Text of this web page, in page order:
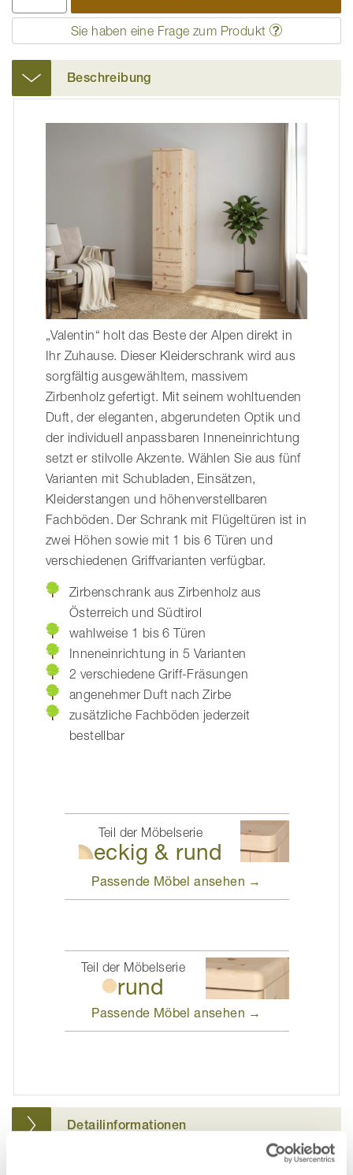
Sie haben eine Frage zum Produkt
Beschreibung
„Valentin“ holt das Beste der Alpen direkt in
Ihr Zuhause. Dieser Kleiderschrank wird aus
sorgfältig ausgewähltem, massivem
Zirbenholz gefertigt. Mit seinem wohltuenden
Duft, der eleganten, abgerundeten Optik und
der individuell anpassbaren Inneneinrichtung
setzt er stilvolle Akzente. Wählen Sie aus fünf
Varianten mit Schubladen, Einsätzen,
Kleiderstangen und höhenverstellbaren
Fachböden. Der Schrank mit Flügeltüren ist in
zwei Höhen sowie mit 1 bis 6 Türen und
verschiedenen Griffvarianten verfügbar.
Zirbenschrank aus Zirbenholz aus
Österreich und Südtirol
wahlweise 1 bis 6 Türen
Inneneinrichtung in 5 Varianten
2 verschiedene Griff-Fräsungen
angenehmer Duft nach Zirbe
zusätzliche Fachböden jederzeit
bestellbar
Teil der Möbelserie
eckig & rund
Passende Möbelansehen →
Teil der Möbelserie
rund
Passende Möbelansehen →
Detailinformationen